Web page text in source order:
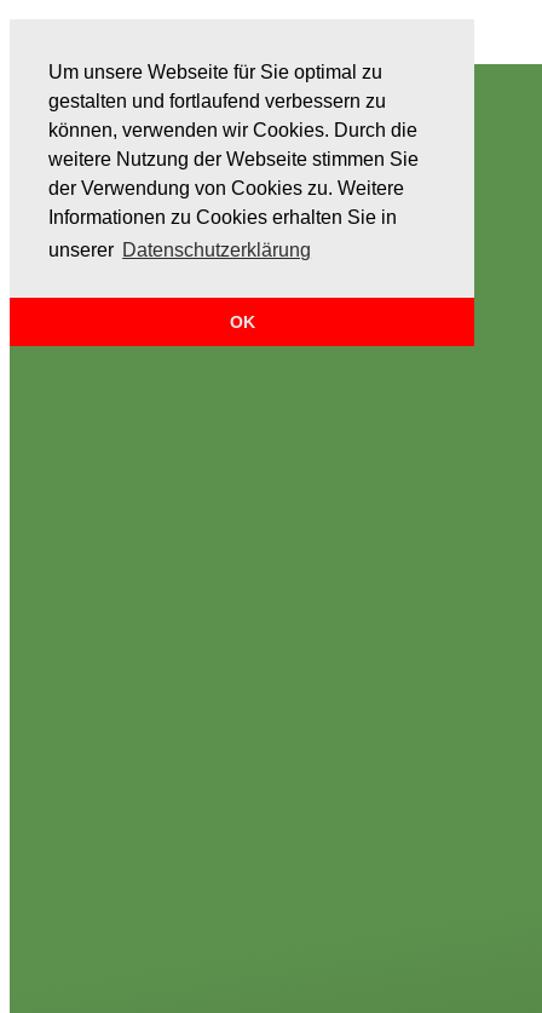
Um unsere Webseite für Sie optimal zu
gestalten und fortlaufend verbessern zu
können, verwenden wir Cookies. Durch die
weitere Nutzung der Webseite stimmen Sie
der Verwendung von Cookies zu. Weitere
Informationen zu Cookies erhalten Sie in
unserer Datenschutzerklärung
OK